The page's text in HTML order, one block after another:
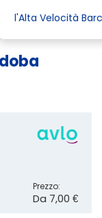
l'Alta Velocità
Prezzo:
Da 7,00 €